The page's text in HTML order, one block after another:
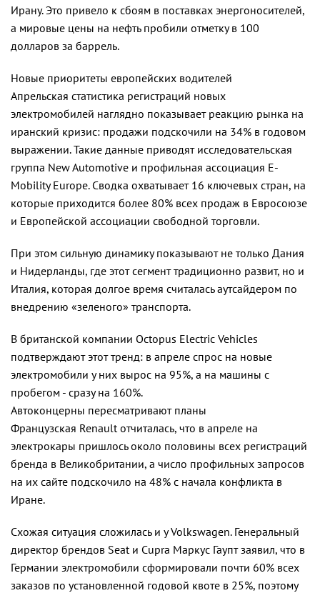
Ирану. Это привело к сбоям в поставках энергоносителей,
а мировые цены на нефть пробили отметку в 100
долларов за баррель.
Новые приоритеты европейских водителей
Апрельская статистика регистраций новых
электромобилей наглядно показывает реакцию рынка на
иранский кризис: продажи подскочили на 34% в годовом
выражении. Такие данные приводят исследовательская
группа New Automotive и профильная ассоциация E-
Mobility Europe. Сводка охватывает 16 ключевых стран, на
которые приходится более 80% всех продаж в Евросоюзе
и Европейской ассоциации свободной торговли.
При этом сильную динамику показывают не только Дания
и Нидерланды, где этот сегмент традиционно развит, но и
Италия, которая долгое время считалась аутсайдером по
внедрению «зеленого» транспорта.
В британской компании Octopus Electric Vehicles
подтверждают этот тренд: в апреле спрос на новые
электромобили у них вырос на 95%, а на машины с
пробегом - сразу на 160%.
Автоконцерны пересматривают планы
Французская Renault отчиталась, что в апреле на
электрокары пришлось около половины всех регистраций
бренда в Великобритании, а число профильных запросов
на их сайте подскочило на 48% с начала конфликта в
Иране.
Схожая ситуация сложилась и у Volkswagen. Генеральный
директор брендов Seat и Cupra Маркус Гаупт заявил, что в
Германии электромобили сформировали почти 60% всех
заказов по установленной годовой квоте в 25%, поэтому